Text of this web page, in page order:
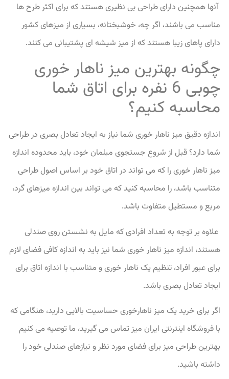
آنها همچنین دارای طراحی بی نظیری هستند که برای اکثر طرح ها
مناسب می باشند، اگر چه، خوشبختانه، بسیاری از میزهای کشور
دارای پاهای زیبا هستند که از میز شیشه ای پشتیبانی می کنند.
چگونه بهترین میز ناهار خوری
چوبی 6 نفره برای اتاق شما
محاسبه کنیم؟
اندازه دقیق میز ناهار خوری شما نیاز به ایجاد تعادل بصری در طراحی
شما دارد؟ قبل از شروع جستجوی مبلمان خود، باید محدوده اندازه
میز ناهار خوری را که می تواند در اتاق خود بر اساس اصول طراحی
متناسب باشد، را محاسبه کنید که می تواند بین اندازه میزهای گرد،
مربع و مستطیل متفاوت باشد.
علاوه بر توجه به تعداد افرادی که مایل به نشستن روی صندلی
هستند، اندازه میز ناهار خوری شما نیز باید به اندازه کافی فضای لازم
برای عبور افراد، تنظیم یک ناهار خوری و متناسب با اندازه اتاق برای
ایجاد تعادل بصری باشد.
اگر برای خرید یک میز ناهارخوری حساسیت بالایی دارید، هنگامی که
با فروشگاه اینترنتی ایران میز تماس می گیرید، ما توصیه می کنیم
بهترین طراحی میز برای فضای مورد نظر و نیازهای صندلی خود را
داشته باشید.